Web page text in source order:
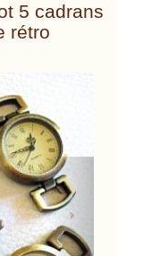
5 cadrans
rétro